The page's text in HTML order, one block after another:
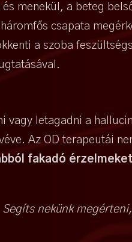
menekül, a beteg
csapata
a szoba
vagy letagadni a
Az OD terapeutái
fakadó érzelmeket
nekünk